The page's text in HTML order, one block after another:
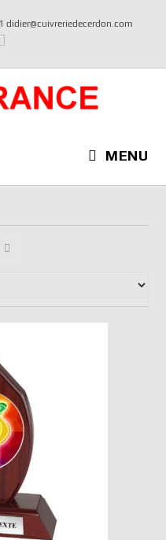
MENU